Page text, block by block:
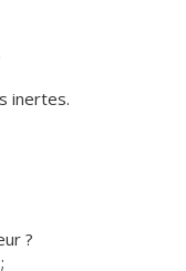
inertes.
?